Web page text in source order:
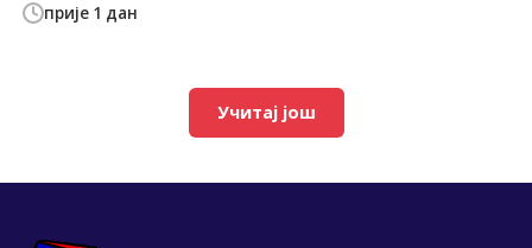
прије 1 дан
Учитај још